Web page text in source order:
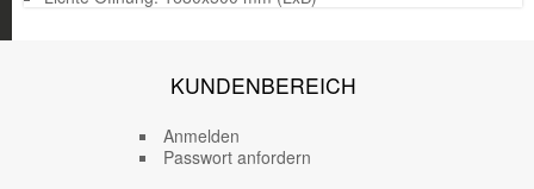
KUNDENBEREICH
Anmelden
Passwort anfordern